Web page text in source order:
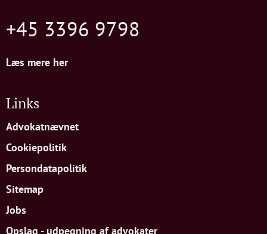
+45 3396 9798
Læs mere her
Links
Advokatnævnet
Cookiepolitik
Persondatapolitik
Sitemap
Jobs
Opslag - udpegning af advokater